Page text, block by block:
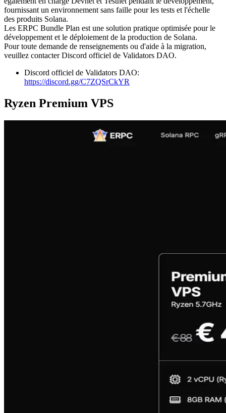
fournissant un environnement sans faille pour les tests et l'échelle
des produits Solana.
Les ERPC Bundle Plan est une solution pratique optimisée pour le
développement et le déploiement de la production de Solana.
Pour toute demande de renseignements ou d'aide à la migration,
veuillez contacter Discord officiel de Validators DAO.
Discord officiel de Validators DAO:
https://discord.gg/C7ZQSrCkYR
Ryzen Premium VPS